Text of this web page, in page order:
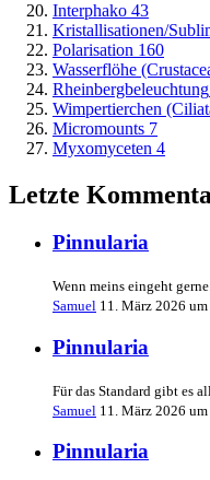
Interphako 43
Kristallisationen/
Polarisation 160
Wasserflöhe
Rheinbergbeleuchtung
Wimpertierchen
Micromounts 7
Myxomyceten 4
Letzte
Pinnularia
Wenn meins eingeht
Samuel 11. März 2026
Pinnularia
Für das Standard gibt es
Samuel 11. März 2026
Pinnularia